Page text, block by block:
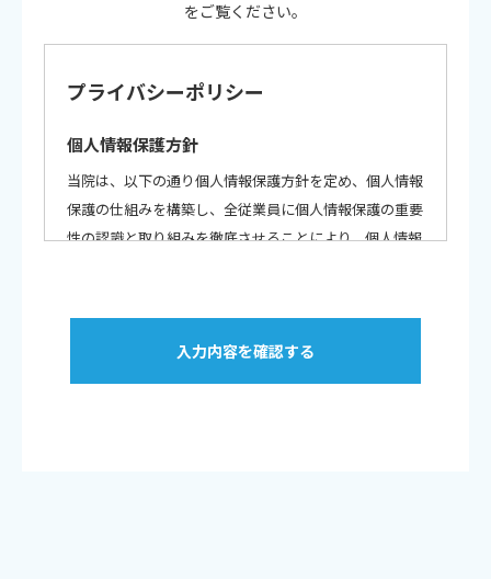
をご覧ください。
プライバシーポリシー
個人情報保護方針
当院は、以下の通り個人情報保護方針を定め、個人情報
保護の仕組みを構築し、全従業員に個人情報保護の重要
性の認識と取り組みを徹底させることにより、個人情報
個人情報の管理
当院は、患者様の個人情報を正確かつ最新の状態に保
ち、個人情報への不正アクセス・紛失・破損・改ざん・